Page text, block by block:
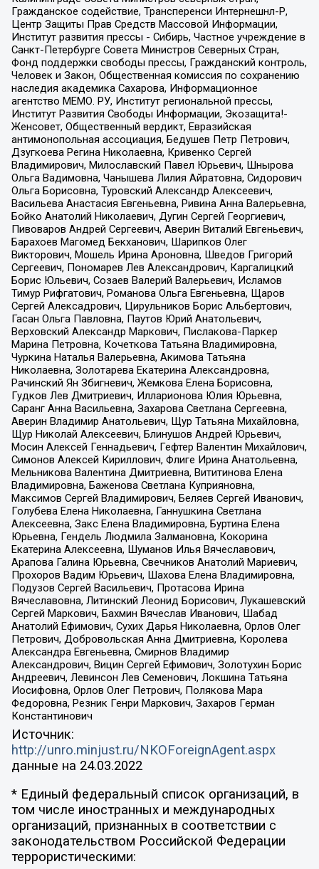
Гражданское содействие, Трансперенси Интернешнл-Р,
Центр Защиты Прав Средств Массовой Информации,
Институт развития прессы - Сибирь, Частное учреждение в
Санкт-Петербурге Совета Министров Северных Стран,
Фонд поддержки свободы прессы, Гражданский контроль,
Человек и Закон, Общественная комиссия по сохранению
наследия академика Сахарова, Информационное
агентство МЕМО. РУ, Институт региональной прессы,
Институт Развития Свободы Информации, Экозащита!-
Женсовет, Общественный вердикт, Евразийская
антимонопольная ассоциация, Бедушев Петр Петрович,
Дзугкоева Регина Николаевна, Кривенко Сергей
Владимирович, Милославский Павел Юрьевич, Шнырова
Ольга Вадимовна, Чанышева Лилия Айратовна, Сидорович
Ольга Борисовна, Туровский Александр Алексеевич,
Васильева Анастасия Евгеньевна, Ривина Анна Валерьевна,
Бойко Анатолий Николаевич, Дугин Сергей Георгиевич,
Пивоваров Андрей Сергеевич, Аверин Виталий Евгеньевич,
Барахоев Магомед Бекханович, Шарипков Олег
Викторович, Мошель Ирина Ароновна, Шведов Григорий
Сергеевич, Пономарев Лев Александрович, Каргалицкий
Борис Юльевич, Созаев Валерий Валерьевич, Исламов
Тимур Рифгатович, Романова Ольга Евгеньевна, Щаров
Сергей Алексадрович, Цирульников Борис Альбертович,
Гасан Ольга Павловна, Паутов Юрий Анатольевич,
Верховский Александр Маркович, Пислакова-Паркер
Марина Петровна, Кочеткова Татьяна Владимировна,
Чуркина Наталья Валерьевна, Акимова Татьяна
Николаевна, Золотарева Екатерина Александровна,
Рачинский Ян Збигневич, Жемкова Елена Борисовна,
Гудков Лев Дмитриевич, Илларионова Юлия Юрьевна,
Саранг Анна Васильевна, Захарова Светлана Сергеевна,
Аверин Владимир Анатольевич, Щур Татьяна Михайловна,
Щур Николай Алексеевич, Блинушов Андрей Юрьевич,
Мосин Алексей Геннадьевич, Гефтер Валентин Михайлович,
Симонов Алексей Кириллович, Флиге Ирина Анатольевна,
Мельникова Валентина Дмитриевна, Вититинова Елена
Владимировна, Баженова Светлана Куприяновна,
Максимов Сергей Владимирович, Беляев Сергей Иванович,
Голубева Елена Николаевна, Ганнушкина Светлана
Алексеевна, Закс Елена Владимировна, Буртина Елена
Юрьевна, Гендель Людмила Залмановна, Кокорина
Екатерина Алексеевна, Шуманов Илья Вячеславович,
Арапова Галина Юрьевна, Свечников Анатолий Мариевич,
Прохоров Вадим Юрьевич, Шахова Елена Владимировна,
Подузов Сергей Васильевич, Протасова Ирина
Вячеславовна, Литинский Леонид Борисович, Лукашевский
Сергей Маркович, Бахмин Вячеслав Иванович, Шабад
Анатолий Ефимович, Сухих Дарья Николаевна, Орлов Олег
Петрович, Добровольская Анна Дмитриевна, Королева
Александра Евгеньевна, Смирнов Владимир
Александрович, Вицин Сергей Ефимович, Золотухин Борис
Андреевич, Левинсон Лев Семенович, Локшина Татьяна
Иосифовна, Орлов Олег Петрович, Полякова Мара
Федоровна, Резник Генри Маркович, Захаров Герман
Константинович
Источник:
http://unro.minjust.ru/NKOForeignAgent.aspx
данные на 24.03.2022
* Единый федеральный список организаций, в
том числе иностранных и международных
организаций, признанных в соответствии с
законодательством Российской Федерации
террористическими: